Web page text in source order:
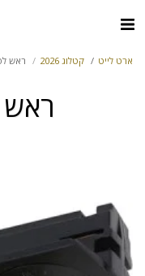
ארט לייט קטלוג 2026 ראש
ראש